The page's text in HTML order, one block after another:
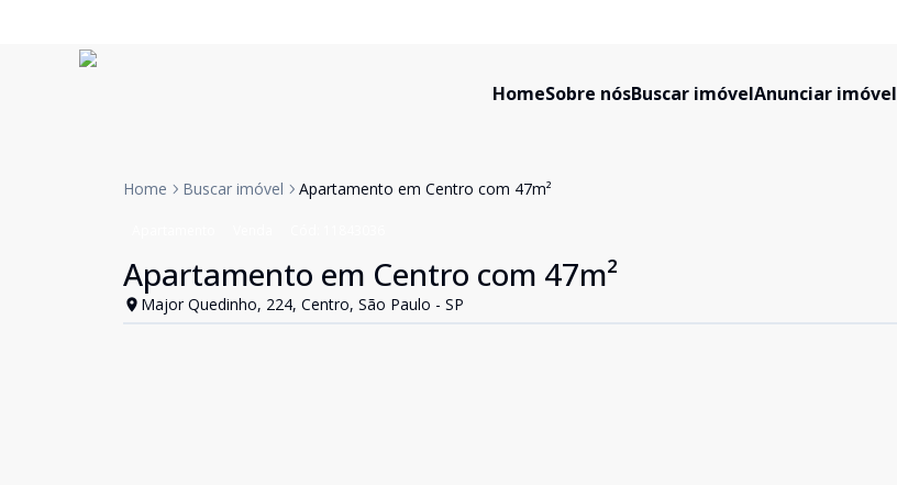
HomeSobre nósBuscar imóvelAnunciar imóvel
Home Buscar imóvel Apartamento em Centro com 47m²
Apartamento em Centro com 47m²
Major Quedinho, 224, Centro, São Paulo - SP